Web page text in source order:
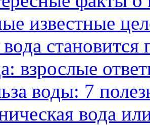
известные
становится
взрослые
воды: 7
вода